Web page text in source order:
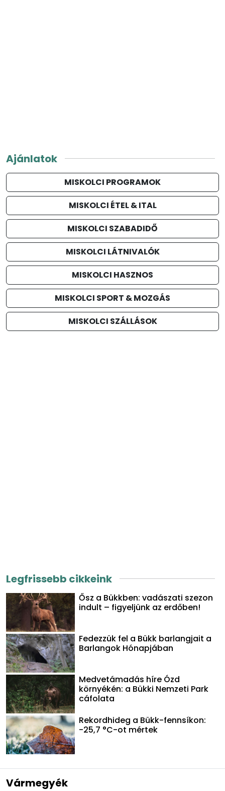
Ajánlatok
MISKOLCI PROGRAMOK
MISKOLCI ÉTEL & ITAL
MISKOLCI SZABADIDŐ
MISKOLCI LÁTNIVALÓK
MISKOLCI HASZNOS
MISKOLCI SPORT & MOZGÁS
MISKOLCI SZÁLLÁSOK
Legfrissebb cikkeink
Ősz a Bükkben: vadászati szezon
indult – figyeljünk az erdőben!
Fedezzük fel a Bükk barlangjait a
Barlangok Hónapjában
Medvetámadás híre Ózd
környékén: a Bükki Nemzeti Park
cáfolata
Rekordhideg a Bükk-fennsíkon:
-25,7 °C-ot mértek
Vármegyék